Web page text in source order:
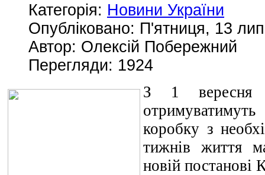
Категорія: Новини України
Опубліковано: П'ятниця, 13
Автор: Олексій Побережний
Перегляди: 1924
З 1 вересня
коробку з
тижнів життя
новій постанові